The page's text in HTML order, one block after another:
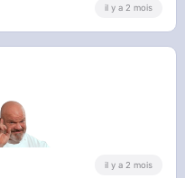
il y a 2 mois
il y a 2 mois